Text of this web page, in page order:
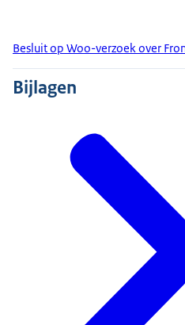
Besluit op Woo-verzoek over
Bijlagen